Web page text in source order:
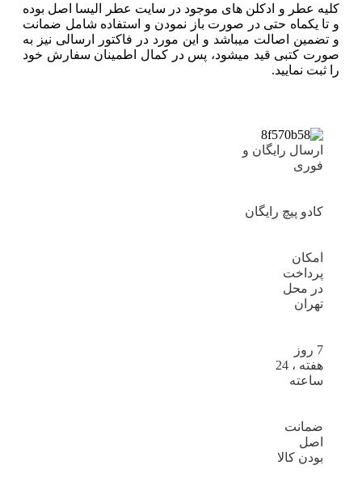
کلیه عطر و ادکلن های موجود در سایت عطر الیسا اصل بوده
و تا یکماه حتی در صورت باز نمودن و استفاده شامل ضمانت
و تضمین اصالت میباشد و این مورد در فاکتور ارسالی نیز به
صورت کتبی قید میشود، پس در کمال اطمینان سفارش خود
را ثبت نمایید.
ارسال رایگان و
فوری
کادو پیچ رایگان
امکان
پرداخت
در محل
تهران
7 روز
هفته ، 24
ساعته
ضمانت
اصل
بودن کالا